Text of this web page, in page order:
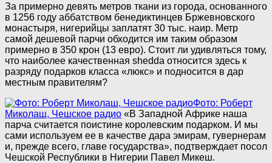
За примерно девять метров ткани из города, основанного
в 1256 году аббатством бенедиктинцев Бржевновского
монастыря, нигерийцы заплатят 30 тыс. наир. Метр
самой дешевой парчи обходится им таким образом
примерно в 350 крон (13 евро). Стоит ли удивляться тому,
что наиболее качественная shedda относится здесь к
разряду подарков класса «люкс» и подносится в дар
местным правителям?
Фото: Роберт
Миколаш, Чешское радио «В Западной Африке наша
парча считается поистине королевским подарком. И мы
сами используем ее в качестве дара эмирам, гувернерам
и, прежде всего, главе государства», подтверждает посол
Чешской Республики в Нигерии Павел Микеш.